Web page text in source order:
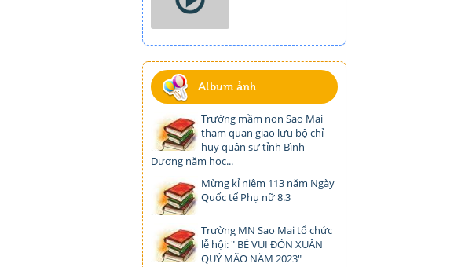
Album ảnh
Trường mầm non Sao Mai
tham quan giao lưu bộ chỉ
huy quân sự tỉnh Bình
Dương năm học...
Mừng kỉ niệm 113 năm Ngày
Quốc tế Phụ nữ 8.3
Trường MN Sao Mai tổ chức
lễ hội: " BÉ VUI ĐÓN XUÂN
QUÝ MÃO NĂM 2023"